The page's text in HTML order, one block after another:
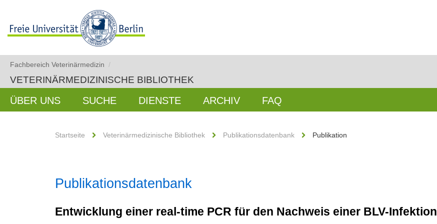
Fachbereich Veterinärmedizin /
VETERINÄRMEDIZINISCHE BIBLIOTHEK
ÜBER UNS SUCHE DIENSTE ARCHIV FAQ
Startseite Veterinärmedizinische Bibliothek Publikationsdatenbank Publikation
Publikationsdatenbank
Entwicklung einer real-time PCR für den Nachweis einer BLV-Infektion